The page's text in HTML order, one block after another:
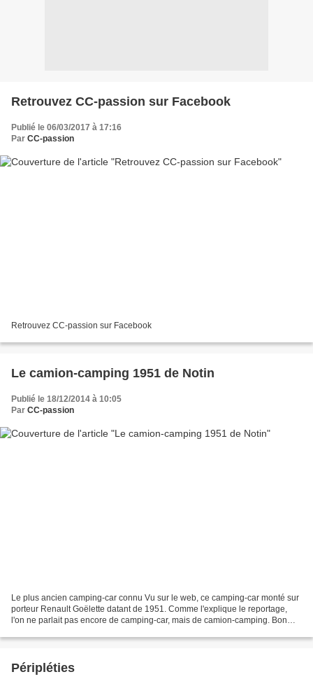
Retrouvez CC-passion sur Facebook
Publié le 06/03/2017 à 17:16
Par CC-passion
Retrouvez CC-passion sur Facebook
Le camion-camping 1951 de Notin
Publié le 18/12/2014 à 10:05
Par CC-passion
Le plus ancien camping-car connu Vu sur le web, ce camping-car monté sur
porteur Renault Goëlette datant de 1951. Comme l'explique le reportage,
l'on ne parlait pas encore de camping-car, mais de camion-camping. Bon
Péripléties